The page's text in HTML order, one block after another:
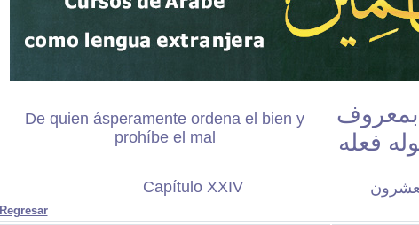
De quien ásperamente ordena el bien y
prohíbe el mal
بمعروف
فعله
Capítulo XXIV
Regresar